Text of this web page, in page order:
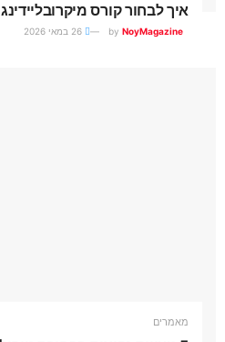
איך לבחור קורס מיקרובליידינג
by NoyMagazine
מאמרים